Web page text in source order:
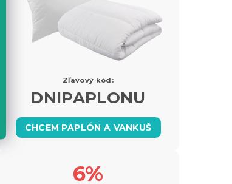
Zľavový kód:
DNIPAPLONU
CHCEM PAPLÓN A VANKUŠ
6%